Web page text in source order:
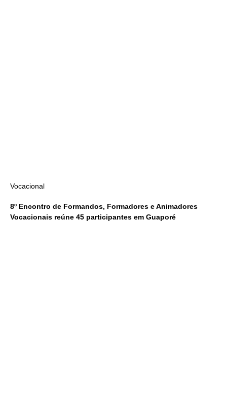
Vocacional
8º Encontro de Formandos, Formadores e Animadores
Vocacionais reúne 45 participantes em Guaporé